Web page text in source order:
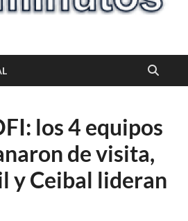
los 4 equipos
de visita,
y Ceibal lideran